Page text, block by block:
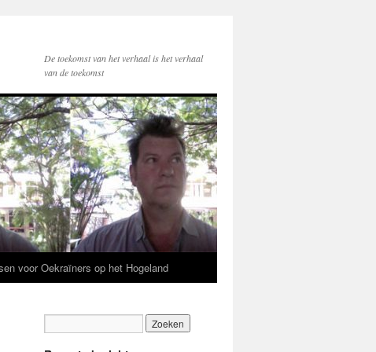
De toekomst van het verhaal is het verhaal
van de toekomst
voor Oekraïners op het Hogeland